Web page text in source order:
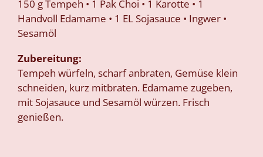
150 g Tempeh • 1 Pak Choi • 1 Karotte • 1
Handvoll Edamame • 1 EL Sojasauce • Ingwer •
Sesamöl
Zubereitung:
Tempeh würfeln, scharf anbraten, Gemüse klein
schneiden, kurz mitbraten. Edamame zugeben,
mit Sojasauce und Sesamöl würzen. Frisch
genießen.